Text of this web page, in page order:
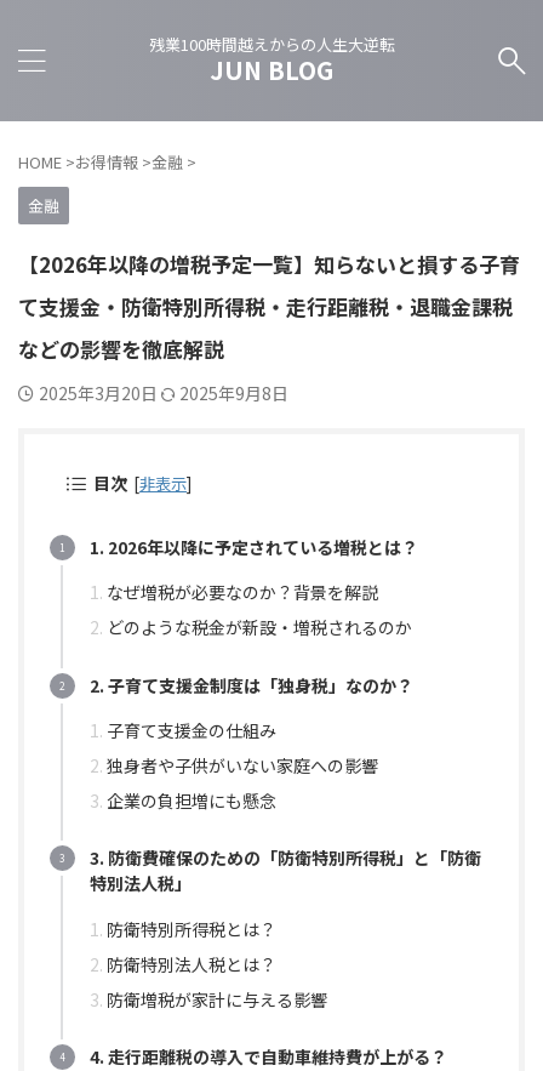
残業100時間越えからの人生大逆転
JUN BLOG
HOME >お得情報 >金融 >
金融
【2026年以降の増税予定一覧】知らないと損する子育
て支援金・防衛特別所得税・走行距離税・退職金課税
などの影響を徹底解説
2025年3月20日 2025年9月8日
目次 [非表示]
1. 2026年以降に予定されている増税とは？
なぜ増税が必要なのか？背景を解説
どのような税金が新設・増税されるのか
2. 子育て支援金制度は「独身税」なのか？
子育て支援金の仕組み
独身者や子供がいない家庭への影響
企業の負担増にも懸念
3. 防衛費確保のための「防衛特別所得税」と「防衛
特別法人税」
防衛特別所得税とは？
防衛特別法人税とは？
防衛増税が家計に与える影響
4. 走行距離税の導入で自動車維持費が上がる？